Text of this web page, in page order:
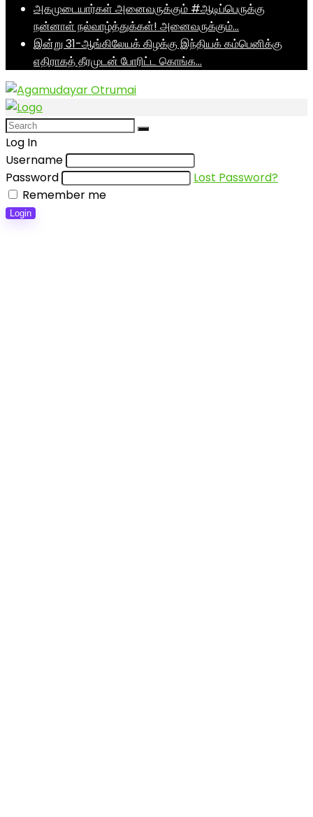
அகமுடையார்கள் அனைவருக்கும் #ஆடிப்பெருக்கு
நன்னாள் நல்வாழ்த்துக்கள்! அனைவருக்கும்…
இன்று 31-ஆங்கிலேயக் கிழக்கு இந்தியக் கம்பெனிக்கு
எதிராகத் தீரமுடன் போரிட்ட கொங்க…
Log In
Username
Password
Lost Password?
Remember me
Login